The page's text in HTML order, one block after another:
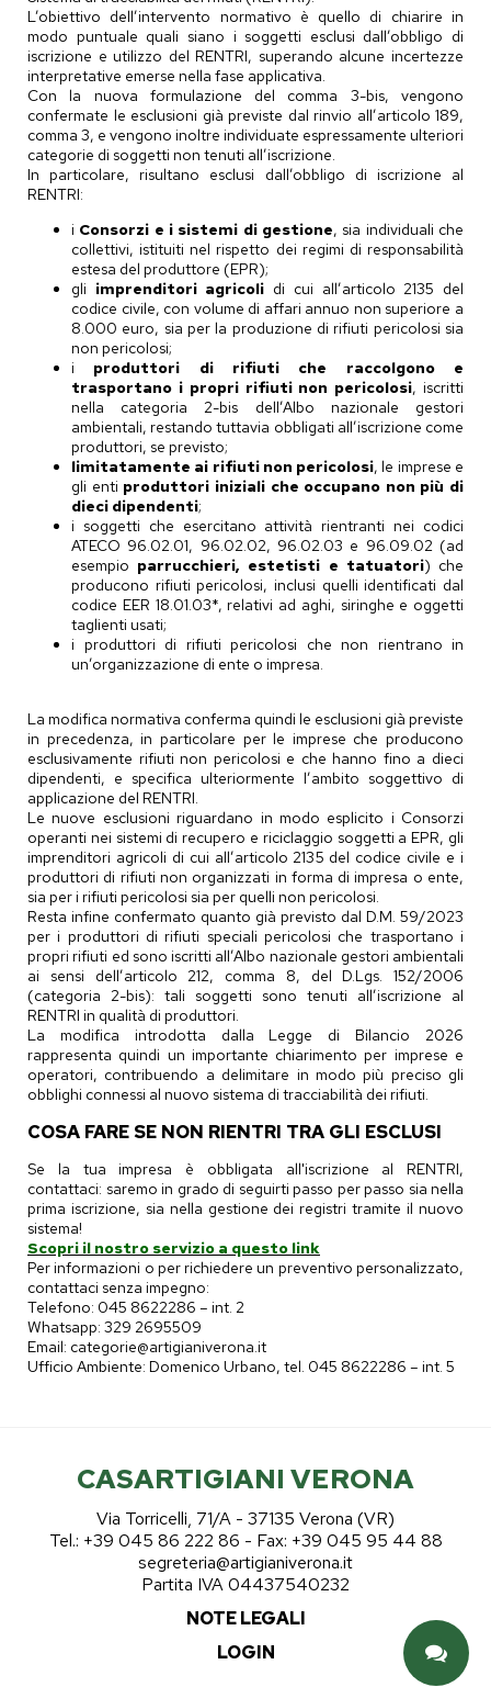
L’obiettivo dell’intervento normativo è quello di chiarire in
modo puntuale quali siano i soggetti esclusi dall’obbligo di
iscrizione e utilizzo del RENTRI, superando alcune incertezze
interpretative emerse nella fase applicativa.
Con la nuova formulazione del comma 3-bis, vengono
confermate le esclusioni già previste dal rinvio all’articolo 189,
comma 3, e vengono inoltre individuate espressamente ulteriori
categorie di soggetti non tenuti all’iscrizione.
In particolare, risultano esclusi dall’obbligo di iscrizione al
RENTRI:
i Consorzi e i sistemi di gestione, sia individuali che
collettivi, istituiti nel rispetto dei regimi di responsabilità
estesa del produttore (EPR);
gli imprenditori agricoli di cui all’articolo 2135 del
codice civile, con volume di affari annuo non superiore a
8.000 euro, sia per la produzione di rifiuti pericolosi sia
non pericolosi;
i produttori di rifiuti che raccolgono e
trasportano i propri rifiuti non pericolosi, iscritti
nella categoria 2-bis dell’Albo nazionale gestori
ambientali, restando tuttavia obbligati all’iscrizione come
produttori, se previsto;
limitatamente ai rifiuti non pericolosi, le imprese e
gli enti produttori iniziali che occupano non più di
dieci dipendenti;
i soggetti che esercitano attività rientranti nei codici
ATECO 96.02.01, 96.02.02, 96.02.03 e 96.09.02 (ad
esempio parrucchieri, estetisti e tatuatori) che
producono rifiuti pericolosi, inclusi quelli identificati dal
codice EER 18.01.03*, relativi ad aghi, siringhe e oggetti
taglienti usati;
i produttori di rifiuti pericolosi che non rientrano in
un’organizzazione di ente o impresa.
La modifica normativa conferma quindi le esclusioni già previste
in precedenza, in particolare per le imprese che producono
esclusivamente rifiuti non pericolosi e che hanno fino a dieci
dipendenti, e specifica ulteriormente l’ambito soggettivo di
applicazione del RENTRI.
Le nuove esclusioni riguardano in modo esplicito i Consorzi
operanti nei sistemi di recupero e riciclaggio soggetti a EPR, gli
imprenditori agricoli di cui all’articolo 2135 del codice civile e i
produttori di rifiuti non organizzati in forma di impresa o ente,
sia per i rifiuti pericolosi sia per quelli non pericolosi.
Resta infine confermato quanto già previsto dal D.M. 59/2023
per i produttori di rifiuti speciali pericolosi che trasportano i
propri rifiuti ed sono iscritti all’Albo nazionale gestori ambientali
ai sensi dell’articolo 212, comma 8, del D.Lgs. 152/2006
(categoria 2-bis): tali soggetti sono tenuti all’iscrizione al
RENTRI in qualità di produttori.
La modifica introdotta dalla Legge di Bilancio 2026
rappresenta quindi un importante chiarimento per imprese e
operatori, contribuendo a delimitare in modo più preciso gli
obblighi connessi al nuovo sistema di tracciabilità dei rifiuti.
COSA FARE SE NON RIENTRI TRA GLI ESCLUSI
Se la tua impresa è obbligata all'iscrizione al RENTRI,
contattaci: saremo in grado di seguirti passo per passo sia nella
prima iscrizione, sia nella gestione dei registri tramite il nuovo
sistema!
Scopri il nostro servizio a questo link
Per informazioni o per richiedere un preventivo personalizzato,
contattaci senza impegno:
Telefono: 045 8622286 – int. 2
Whatsapp: 329 2695509
Email: categorie@artigianiverona.it
Ufficio Ambiente: Domenico Urbano, tel. 045 8622286 – int. 5
CASARTIGIANI VERONA
Via Torricelli, 71/A - 37135 Verona (VR)
Tel.: +39 045 86 222 86 - Fax: +39 045 95 44 88
segreteria@artigianiverona.it
Partita IVA 04437540232
NOTE LEGALI
LOGIN